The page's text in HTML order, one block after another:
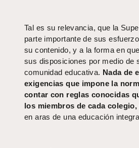
Tal es su relevancia, que la
parte importante de sus
su contenido, y a la forma en
sus disposiciones por medio de
comunidad educativa. Nada de
exigencias que impone la
contar con reglas conocidas
los miembros de cada colegio,
en aras de una educación